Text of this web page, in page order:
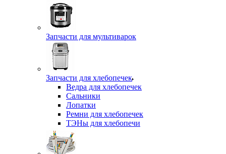
Запчасти для мультиварок
Запчасти для хлебопечек
Ведра для хлебопечек
Сальники
Лопатки
Ремни для хлебопечек
ТЭНы для хлебопечи